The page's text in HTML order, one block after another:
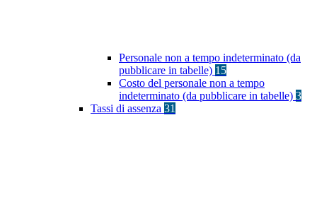
Personale non a tempo indeterminato (da
pubblicare in tabelle) 15
Costo del personale non a tempo
indeterminato (da pubblicare in tabelle) 3
Tassi di assenza 31